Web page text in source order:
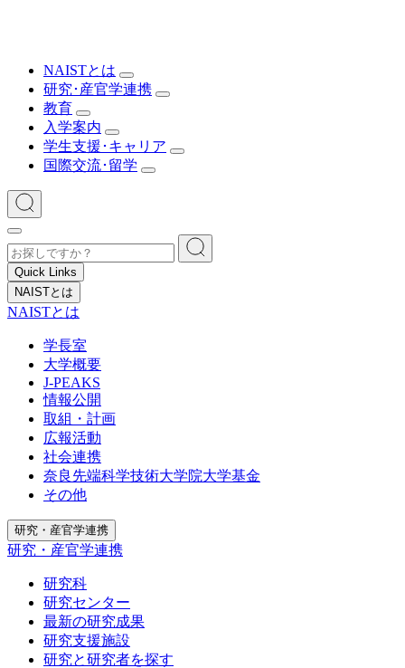
NAISTとは
研究･産官学連携
教育
入学案内
学生支援･キャリア
国際交流･留学
Quick Links
NAISTとは
NAISTとは
学長室
大学概要
J-PEAKS
情報公開
取組・計画
広報活動
社会連携
奈良先端科学技術大学院大学基金
その他
研究・産官学連携
研究・産官学連携
研究科
研究センター
最新の研究成果
研究支援施設
研究と研究者を探す